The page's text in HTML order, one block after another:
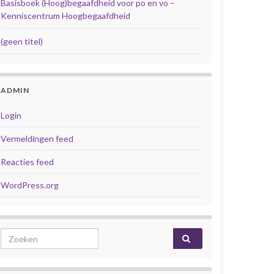
Basisboek (Hoog)begaafdheid voor po en vo –
Kenniscentrum Hoogbegaafdheid
(geen titel)
ADMIN
Login
Vermeldingen feed
Reacties feed
WordPress.org
Search for: